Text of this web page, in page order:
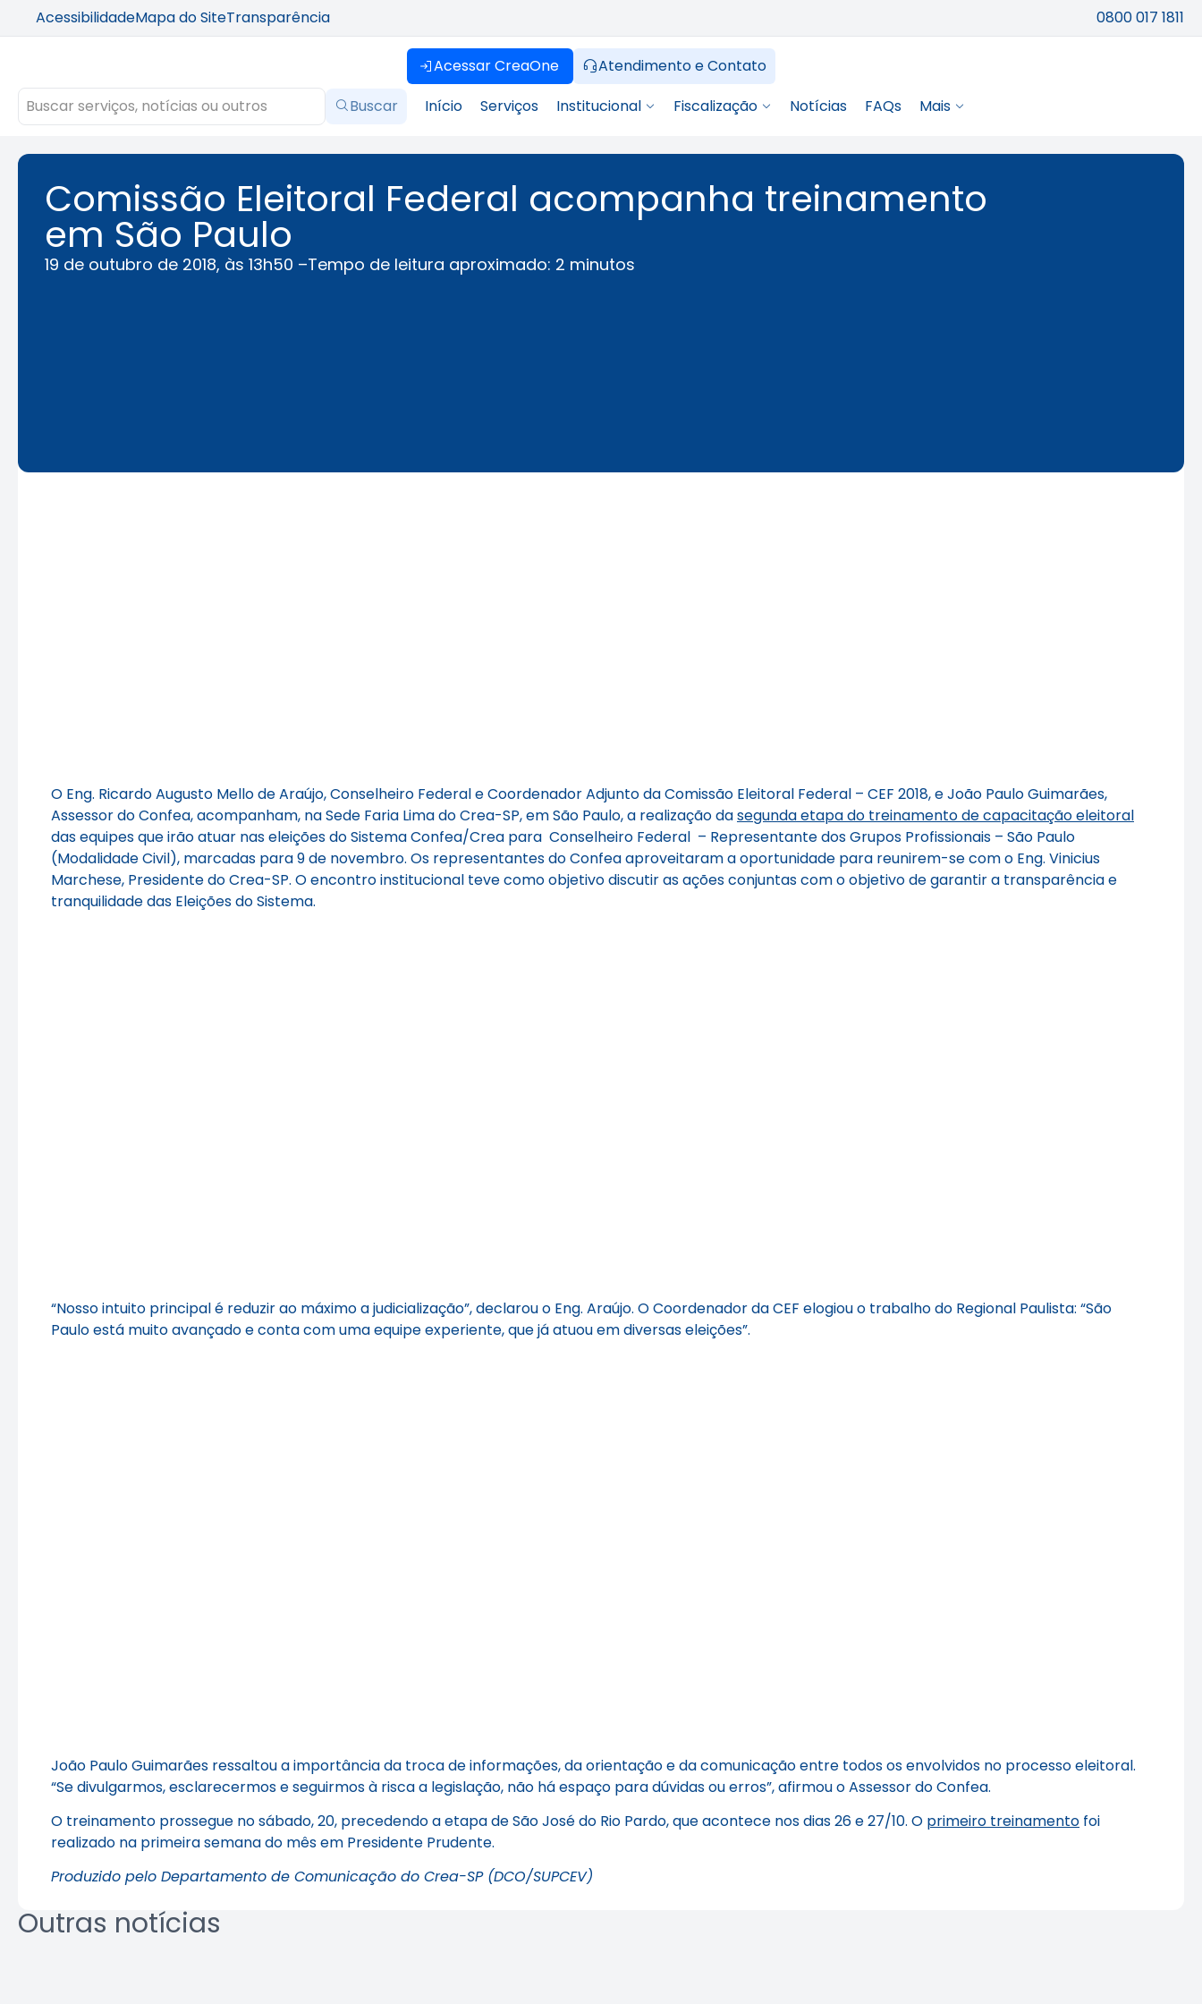
AcessibilidadeMapa do SiteTransparência 0800 017 1811
Acessar CreaOne
Atendimento e Contato
Buscar
Início Serviços Institucional Fiscalização Notícias FAQs Mais
Comissão Eleitoral Federal acompanha treinamento
em São Paulo
19 de outubro de 2018, às 13h50 –Tempo de leitura aproximado: 2 minutos
O Eng. Ricardo Augusto Mello de Araújo, Conselheiro Federal e Coordenador Adjunto da Comissão Eleitoral Federal – CEF 2018, e João Paulo Guimarães,
Assessor do Confea, acompanham, na Sede Faria Lima do Crea-SP, em São Paulo, a realização dasegunda etapa do treinamento de capacitação eleitoral
das equipes que irão atuar nas eleições do Sistema Confea/Crea para Conselheiro Federal – Representante dos Grupos Profissionais – São Paulo
(Modalidade Civil), marcadas para 9 de novembro. Os representantes do Confea aproveitaram a oportunidade para reunirem-se com o Eng. Vinicius
Marchese, Presidente do Crea-SP. O encontro institucional teve como objetivo discutir as ações conjuntas com o objetivo de garantir a transparência e
tranquilidade das Eleições do Sistema.
“Nosso intuito principal é reduzir ao máximo a judicialização”, declarou o Eng. Araújo. O Coordenador da CEF elogiou o trabalho do Regional Paulista: “São
Paulo está muito avançado e conta com uma equipe experiente, que já atuou em diversas eleições”.
João Paulo Guimarães ressaltou a importância da troca de informações, da orientação e da comunicação entre todos os envolvidos no processo eleitoral.
“Se divulgarmos, esclarecermos e seguirmos à risca a legislação, não há espaço para dúvidas ou erros”, afirmou o Assessor do Confea.
O treinamento prossegue no sábado, 20, precedendo a etapa de São José do Rio Pardo, que acontece nos dias 26 e 27/10. O primeiro treinamento foi
realizado na primeira semana do mês em Presidente Prudente.
Produzido pelo Departamento de Comunicação do Crea-SP (DCO/SUPCEV)
Outras notícias